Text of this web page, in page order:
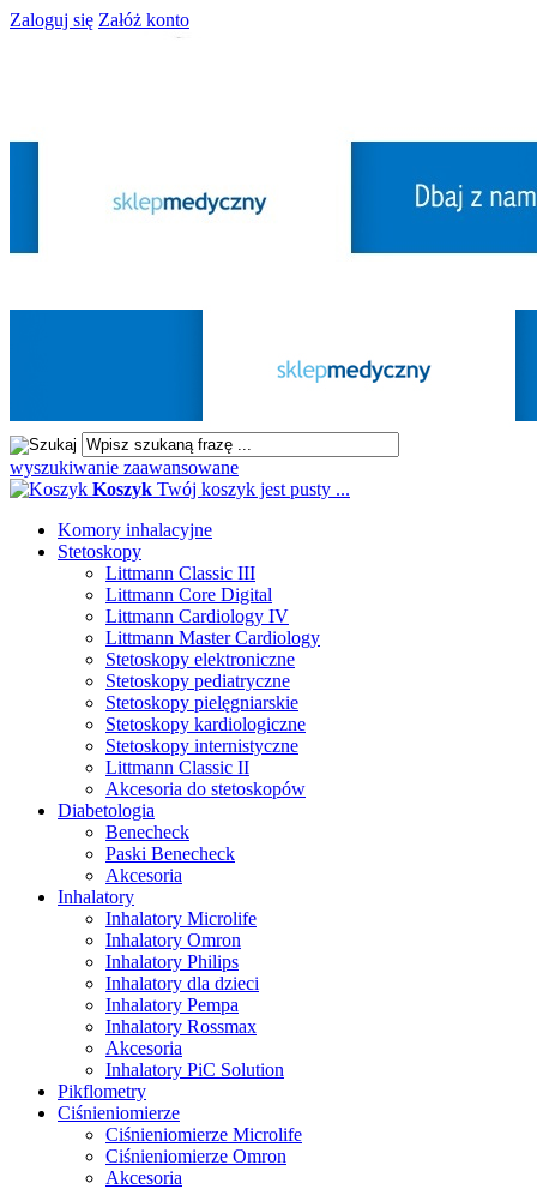
Zaloguj się Załóż konto
wyszukiwanie zaawansowane
Koszyk Twój koszyk jest pusty ...
Komory inhalacyjne
Stetoskopy
Littmann Classic III
Littmann Core Digital
Littmann Cardiology IV
Littmann Master Cardiology
Stetoskopy elektroniczne
Stetoskopy pediatryczne
Stetoskopy pielęgniarskie
Stetoskopy kardiologiczne
Stetoskopy internistyczne
Littmann Classic II
Akcesoria do stetoskopów
Diabetologia
Benecheck
Paski Benecheck
Akcesoria
Inhalatory
Inhalatory Microlife
Inhalatory Omron
Inhalatory Philips
Inhalatory dla dzieci
Inhalatory Pempa
Inhalatory Rossmax
Akcesoria
Inhalatory PiC Solution
Pikflometry
Ciśnieniomierze
Ciśnieniomierze Microlife
Ciśnieniomierze Omron
Akcesoria